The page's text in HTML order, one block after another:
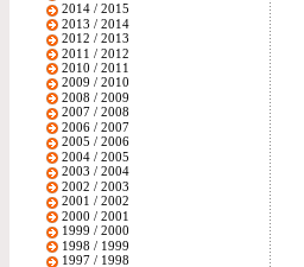
2014 / 2015
2013 / 2014
2012 / 2013
2011 / 2012
2010 / 2011
2009 / 2010
2008 / 2009
2007 / 2008
2006 / 2007
2005 / 2006
2004 / 2005
2003 / 2004
2002 / 2003
2001 / 2002
2000 / 2001
1999 / 2000
1998 / 1999
1997 / 1998